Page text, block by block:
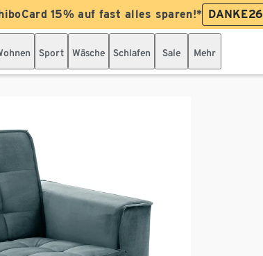
15% auf fast alles sparen!* DANKE26
Sport Wäsche Schlafen Sale Mehr